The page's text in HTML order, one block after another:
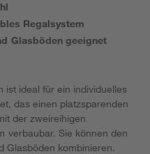
Regalsystem
Glasböden geeignet
ist ideal für ein individuelles
das einen platzsparenden
der zweireihigen
verbaubar. Sie können den
Glasböden kombinieren.